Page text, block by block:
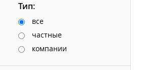
Тип:
все
частные
компании